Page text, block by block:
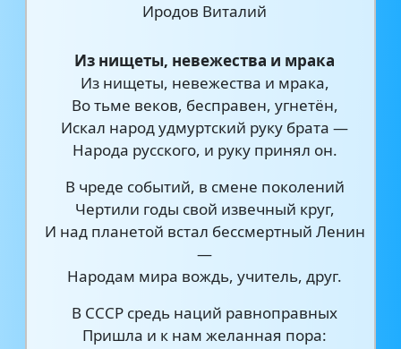
Иродов Виталий
Из нищеты, невежества и мрака
Из нищеты, невежества и мрака,
Во тьме веков, бесправен, угнетён,
Искал народ удмуртский руку брата —
Народа русского, и руку принял он.
В чреде событий, в смене поколений
Чертили годы свой извечный круг,
И над планетой встал бессмертный Ленин
—
Народам мира вождь, учитель, друг.
В СССР средь наций равноправных
Пришла и к нам желанная пора: